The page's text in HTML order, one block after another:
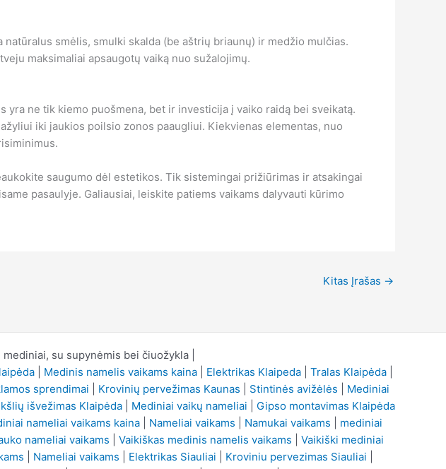
smėlis, smulki skalda (be aštrių briaunų) ir medžio mulčias.
maksimaliai apsaugotų vaiką nuo sužalojimų.
ne tik kiemo puošmena, bet ir investicija į vaiko raidą bei sveikatą.
iki jaukios poilsio zonos paaugliui. Kiekvienas elementas, nuo
saugumo dėl estetikos. Tik sistemingai prižiūrimas ir atsakingai
pasaulyje. Galiausiai, leiskite patiems vaikams dalyvauti kūrimo
Kitas Įrašas →
su supynėmis bei čiuožykla |
| Medinis namelis vaikams kaina| Elektrikas Klaipeda| Tralas Klaipėda|
sprendimai Krovinių pervežimas Kaunas Stintinės avižėlės
Mediniai
išvežimas Klaipėda| Mediniai vaikų nameliai
Gipso montavimas Klaipėda
nameliai vaikams kaina Nameliai vaikams Namukai vaikams
mediniai
nameliai vaikams Vaikiškas medinis namelis vaikams
Vaikiški mediniai
Nameliai vaikams Elektrikas Siauliai Kroviniu pervezimas Siauliai